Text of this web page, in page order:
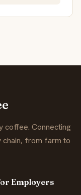
coffee. Connecting
from farm to
Employers